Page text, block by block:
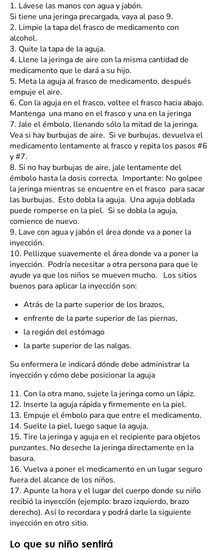
1. Lávese las manos con agua y jabón.
Si tiene una jeringa precargada, vaya al paso 9.
2. Limpie la tapa del frasco de medicamento con
alcohol.
3. Quite la tapa de la aguja.
4. Llene la jeringa de aire con la misma cantidad de
medicamento que le dará a su hijo.
5. Meta la aguja al frasco de medicamento, después
empuje el aire.
6. Con la aguja en el frasco, voltee el frasco hacia abajo.
Mantenga una mano en el frasco y una en la jeringa
7. Jale el émbolo, llenando sólo la mitad de la jeringa.
Vea si hay burbujas de aire. Si ve burbujas, devuelva el
medicamento lentamente al frasco y repita los pasos #6
y #7.
8. Si no hay burbujas de aire, jale lentamente del
émbolo hasta la dosis correcta. Importante: No golpee
la jeringa mientras se encuentre en el frasco para sacar
las burbujas. Esto dobla la aguja. Una aguja doblada
puede romperse en la piel. Si se dobla la aguja,
comience de nuevo.
9. Lave con agua y jabón el área donde va a poner la
inyección.
10. Pellizque suavemente el área donde va a poner la
inyección. Podría necesitar a otra persona para que le
ayude ya que los niños se mueven mucho. Los sitios
buenos para aplicar la inyección son:
Atrás de la parte superior de los brazos,
enfrente de la parte superior de las piernas,
la región del estómago
la parte superior de las nalgas.
Su enfermera le indicará dónde debe administrar la
inyección y cómo debe posicionar la aguja
11. Con la otra mano, sujete la jeringa como un lápiz.
12. Inserte la aguja rápida y firmemente en la piel.
13. Empuje el émbolo para que entre el medicamento.
14. Suelte la piel, luego saque la aguja.
15. Tire la jeringa y aguja en el recipiente para objetos
punzantes. No deseche la jeringa directamente en la
basura.
16. Vuelva a poner el medicamento en un lugar seguro
fuera del alcance de los niños.
17. Apunte la hora y el lugar del cuerpo donde su niño
recibió la inyección (ejemplo: brazo izquierdo, brazo
derecho). Así lo recordara y podrá darle la siguiente
inyección en otro sitio.
Lo que su niño sentirá